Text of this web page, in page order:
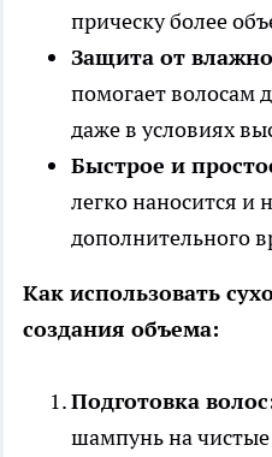
прическу более
Защита от
помогает волосам
даже в условиях
Быстрое и
легко наносится и
дополнительного
Как использовать
создания объема:
Подготовка
шампунь на чистые